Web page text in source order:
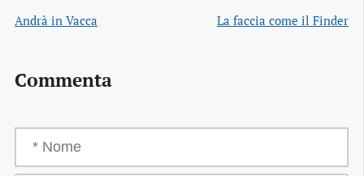
Andrà in Vacca
La faccia come il Finder
Commenta